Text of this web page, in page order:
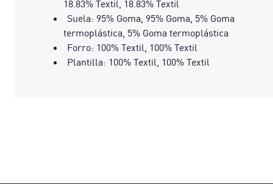
18.83% Textil, 18.83% Textil
Suela: 95% Goma, 95% Goma, 5% Goma
termoplástica, 5% Goma termoplástica
Forro: 100% Textil, 100% Textil
Plantilla: 100% Textil, 100% Textil